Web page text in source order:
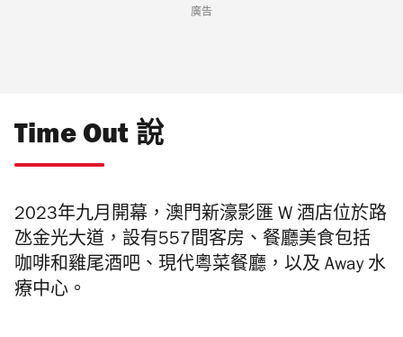
廣告
Time Out 說
2023年九月開幕，澳門新濠影匯 W 酒店位於路
氹金光大道，設有557間客房、餐廳美食包括
咖啡和雞尾酒吧、現代粵菜餐廳，以及 Away 水
療中心。